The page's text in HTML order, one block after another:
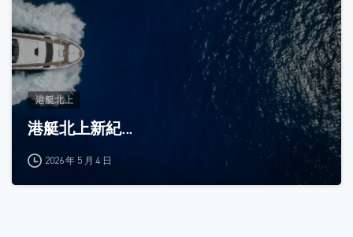
港艇北上
港艇北上新紀...
2026 年 5 月 4 日